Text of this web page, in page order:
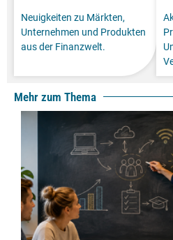
Neuigkeiten zu Märkten,
Unternehmen und Produkten
aus der Finanzwelt.
Mehr zum Thema